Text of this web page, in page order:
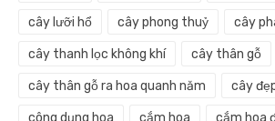
cây lưỡi hổ cây phong thuỷ cây
cây thanh lọc không khí cây thân gỗ
cây thân gỗ ra hoa quanh năm cây